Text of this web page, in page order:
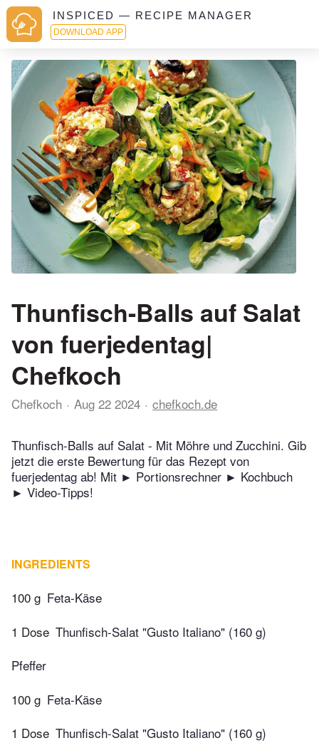
INSPICED — RECIPE MANAGER
DOWNLOAD APP
Thunfisch-Balls auf Salat
von fuerjedentag|
Chefkoch
Chefkoch Aug 22 2024 chefkoch.de
Thunfisch-Balls auf Salat - Mit Möhre und Zucchini. Gib
jetzt die erste Bewertung für das Rezept von
fuerjedentag ab! Mit ► Portionsrechner ► Kochbuch
► Video-Tipps!
INGREDIENTS
100 g Feta-Käse
1 Dose Thunfisch-Salat "Gusto Italiano" (160 g)
Pfeffer
100 g Feta-Käse
1 Dose Thunfisch-Salat "Gusto Italiano" (160 g)